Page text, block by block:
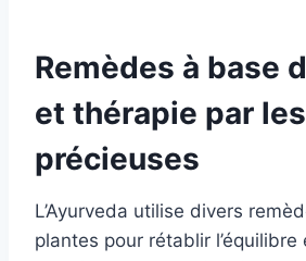
Remèdes à base
et thérapie par
précieuses
L’Ayurveda utilise divers
plantes pour rétablir